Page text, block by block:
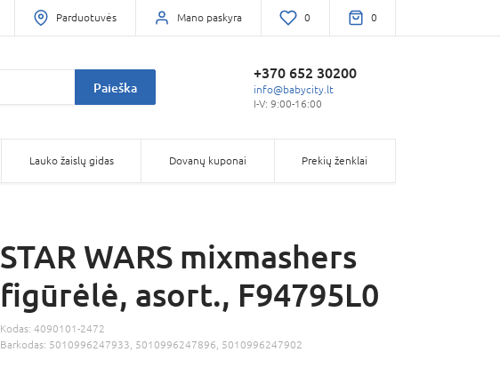
Parduotuvės Mano paskyra 0 0
Paieška
+370 652 30200
info@babycity.lt
I-V: 9:00-16:00
Lauko žaislų gidas Dovanų kuponai Prekių ženklai
STAR WARS mixmashers
figūrėlė, asort., F94795L0
Kodas: 4090101-2472
Barkodas: 5010996247933, 5010996247896, 5010996247902